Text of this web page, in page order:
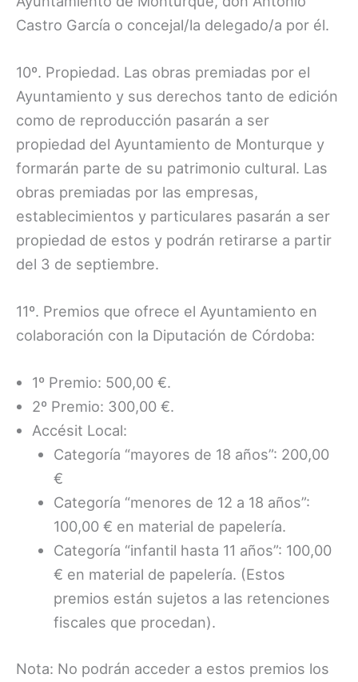
Castro García o concejal/la delegado/a por él.
10º. Propiedad. Las obras premiadas por el
Ayuntamiento y sus derechos tanto de edición
como de reproducción pasarán a ser
propiedad del Ayuntamiento de Monturque y
formarán parte de su patrimonio cultural. Las
obras premiadas por las empresas,
establecimientos y particulares pasarán a ser
propiedad de estos y podrán retirarse a partir
del 3 de septiembre.
11º. Premios que ofrece el Ayuntamiento en
colaboración con la Diputación de Córdoba:
1º Premio: 500,00 €.
2º Premio: 300,00 €.
Accésit Local:
Categoría “mayores de 18 años”: 200,00
€
Categoría “menores de 12 a 18 años”:
100,00 € en material de papelería.
Categoría “infantil hasta 11 años”: 100,00
€ en material de papelería. (Estos
premios están sujetos a las retenciones
fiscales que procedan).
Nota: No podrán acceder a estos premios los